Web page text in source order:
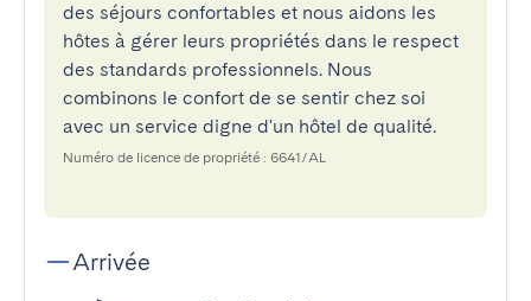
des séjours confortables et nous aidons les
hôtes à gérer leurs propriétés dans le respect
des standards professionnels. Nous
combinons le confort de se sentir chez soi
avec un service digne d'un hôtel de qualité.
Numéro de licence de propriété : 6641/AL
Arrivée